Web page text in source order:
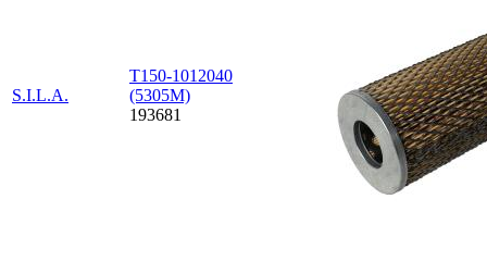
S.I.L.A.
Т150-1012040
(5305М)
193681